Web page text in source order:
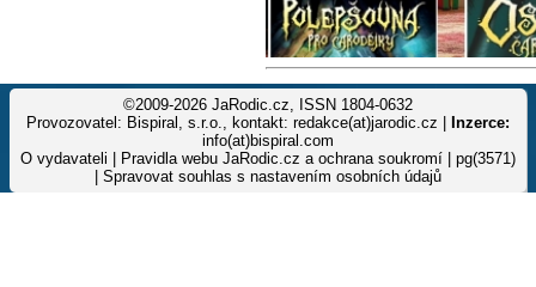
©2009-2026 JaRodic.cz, ISSN 1804-0632
Provozovatel: Bispiral, s.r.o., kontakt: redakce(at)jarodic.cz |
Inzerce:
info(at)bispiral.com
O vydavateli
Pravidla webu JaRodic.cz a ochrana soukromí | pg(3571)
Spravovat souhlas s nastavením osobních údajů